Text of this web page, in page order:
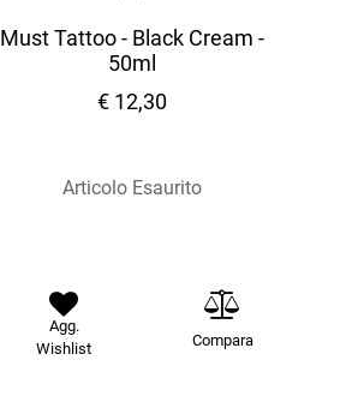
Must Tattoo - Black Cream -
50ml
€ 12,30
Articolo Esaurito
Agg.
Wishlist
Compara